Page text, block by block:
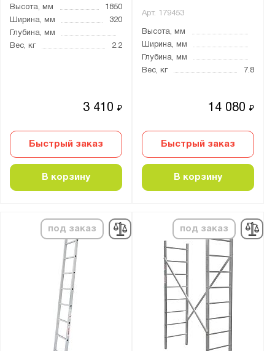
Высота, мм
1850
Ширина, мм
320
Глубина, мм
Вес, кг
2.2
3 410₽
Быстрый заказ
В корзину
Арт. 179453
Высота, мм
Ширина, мм
Глубина, мм
Вес, кг
7.8
14 080₽
Быстрый заказ
В корзину
под заказ под заказ
3Х10
3Х17
3х8
3х9
3х13
4
4х2
4х3
4х4